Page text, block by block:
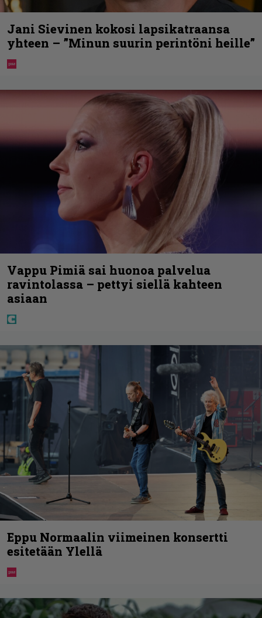
Jani Sievinen kokosi lapsikatraansa
yhteen – ”Minun suurin perintöni heille”
Vappu Pimiä sai huonoa palvelua
ravintolassa – pettyi siellä kahteen
asiaan
Eppu Normaalin viimeinen konsertti
esitetään Ylellä